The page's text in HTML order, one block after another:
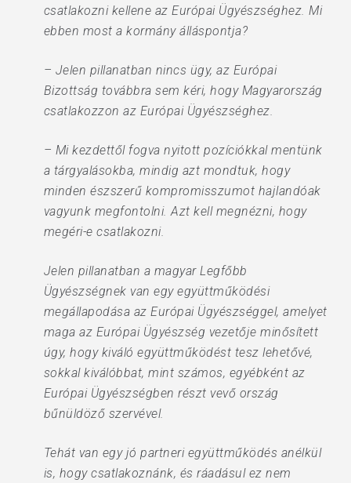
csatlakozni kellene az Európai Ügyészséghez. Mi
ebben most a kormány álláspontja?
– Jelen pillanatban nincs ügy, az Európai
Bizottság továbbra sem kéri, hogy Magyarország
csatlakozzon az Európai Ügyészséghez.
– Mi kezdettől fogva nyitott pozíciókkal mentünk
a tárgyalásokba, mindig azt mondtuk, hogy
minden észszerű kompromisszumot hajlandóak
vagyunk megfontolni. Azt kell megnézni, hogy
megéri-e csatlakozni.
Jelen pillanatban a magyar Legfőbb
Ügyészségnek van egy együttműködési
megállapodása az Európai Ügyészséggel, amelyet
maga az Európai Ügyészség vezetője minősített
úgy, hogy kiváló együttműködést tesz lehetővé,
sokkal kiválóbbat, mint számos, egyébként az
Európai Ügyészségben részt vevő ország
bűnüldöző szervével.
Tehát van egy jó partneri együttműködés anélkül
is, hogy csatlakoznánk, és ráadásul ez nem